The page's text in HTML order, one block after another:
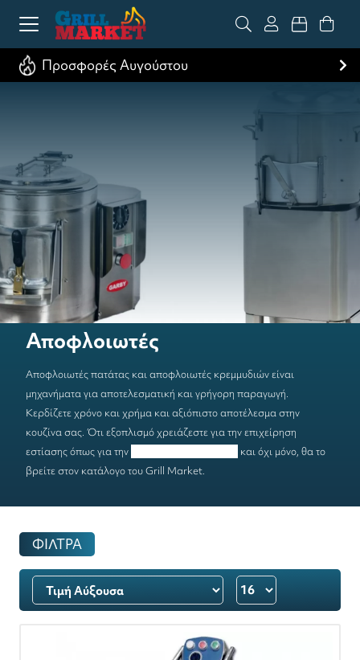
Προσφορές Αυγούστου
Αποφλοιωτές
Αποφλοιωτέςπατάτας και αποφλοιωτές κρεμμυδιών είναι
μηχανήματα για αποτελεσματική και γρήγορη παραγωγή.
Κερδίζετε χρόνο και χρήμα και αξιόπιστο αποτέλεσμα στην
κουζίνα σας. Ότι εξοπλισμό χρειάζεστε για την επιχείρηση
εστίασης όπως για την
και όχι μόνο, θα το
βρείτε στον κατάλογο του Grill Market.
ΦΙΛΤΡΑ